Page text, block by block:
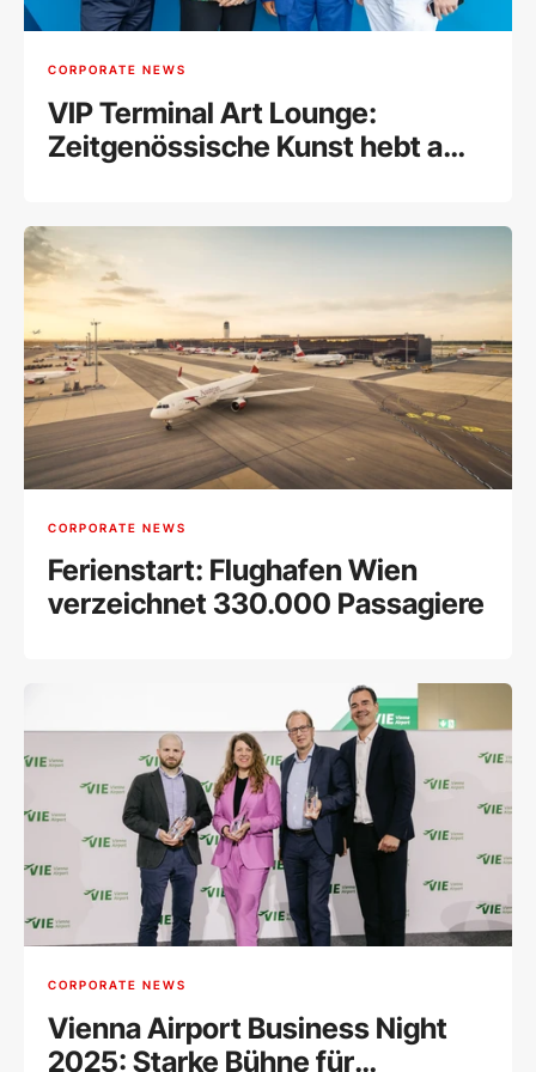
CORPORATE NEWS
VIP Terminal Art Lounge:
Zeitgenössische Kunst hebt am
CORPORATE NEWS
Ferienstart: Flughafen Wien
verzeichnet 330.000 Passagiere
CORPORATE NEWS
Vienna Airport Business Night
2025: Starke Bühne für